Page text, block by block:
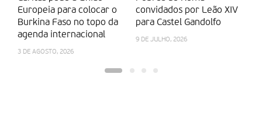
Europeia para colocar o
Burkina Faso no topo da
agenda internacional
3 DE AGOSTO, 2026
convidados por Leão XIV
para Castel Gandolfo
9 DE JULHO, 2026